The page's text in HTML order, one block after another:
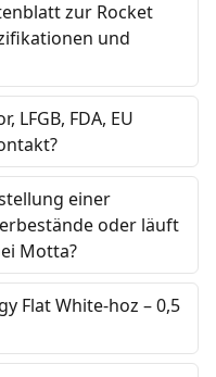
zur Rocket
und
LFGB, FDA, EU
einer
oder läuft
Motta?
Flat White-hoz – 0,5